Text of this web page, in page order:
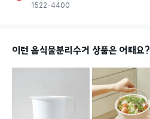
1522-4400
이런 음식물분리수거 상품은 어때요?